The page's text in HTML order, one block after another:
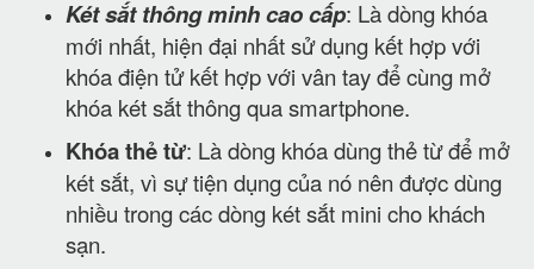
Két sắt thông minh cao cấp: Là dòng khóa
mới nhất, hiện đại nhất sử dụng kết hợp với
khóa điện tử kết hợp với vân tay để cùng mở
khóa két sắt thông qua smartphone.
Khóa thẻ từ: Là dòng khóa dùng thẻ từ để mở
két sắt, vì sự tiện dụng của nó nên được dùng
nhiều trong các dòng két sắt mini cho khách
sạn.